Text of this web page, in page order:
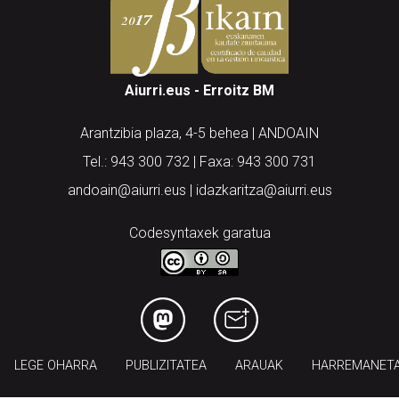
Aiurri.eus - Erroitz BM
Arantzibia plaza, 4-5 behea | ANDOAIN
Tel.: 943 300 732 | Faxa: 943 300 731
andoain@aiurri.eus | idazkaritza@aiurri.eus
Codesyntaxek garatua
LEGE OHARRA PUBLIZITATEA ARAUAK